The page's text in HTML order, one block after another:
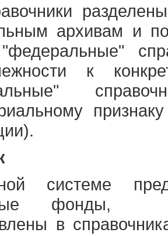
архивам и
к
системе
фонды,
в